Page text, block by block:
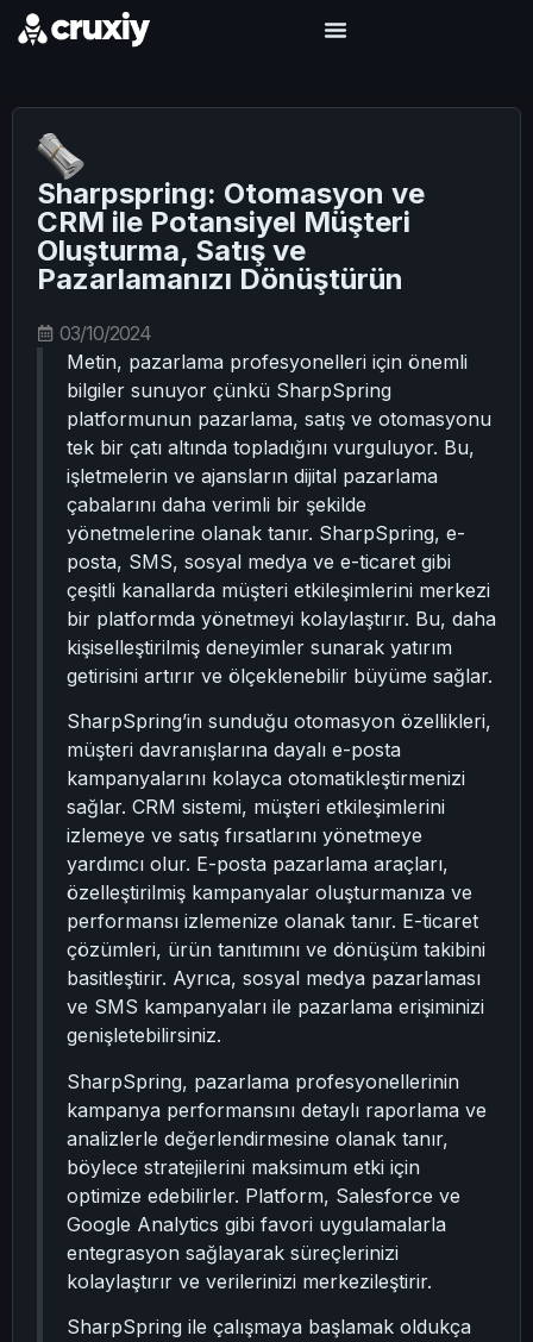
Sharpspring: Otomasyon ve
CRM ile Potansiyel Müşteri
Oluşturma, Satış ve
Pazarlamanızı Dönüştürün
03/10/2024
Metin, pazarlama profesyonelleri için önemli
bilgiler sunuyor çünkü SharpSpring
platformunun pazarlama, satış ve otomasyonu
tek bir çatı altında topladığını vurguluyor. Bu,
işletmelerin ve ajansların dijital pazarlama
çabalarını daha verimli bir şekilde
yönetmelerine olanak tanır. SharpSpring, e-
posta, SMS, sosyal medya ve e-ticaret gibi
çeşitli kanallarda müşteri etkileşimlerini merkezi
bir platformda yönetmeyi kolaylaştırır. Bu, daha
kişiselleştirilmiş deneyimler sunarak yatırım
getirisini artırır ve ölçeklenebilir büyüme sağlar.
SharpSpring’in sunduğu otomasyon özellikleri,
müşteri davranışlarına dayalı e-posta
kampanyalarını kolayca otomatikleştirmenizi
sağlar. CRM sistemi, müşteri etkileşimlerini
izlemeye ve satış fırsatlarını yönetmeye
yardımcı olur. E-posta pazarlama araçları,
özelleştirilmiş kampanyalar oluşturmanıza ve
performansı izlemenize olanak tanır. E-ticaret
çözümleri, ürün tanıtımını ve dönüşüm takibini
basitleştirir. Ayrıca, sosyal medya pazarlaması
ve SMS kampanyaları ile pazarlama erişiminizi
genişletebilirsiniz.
SharpSpring, pazarlama profesyonellerinin
kampanya performansını detaylı raporlama ve
analizlerle değerlendirmesine olanak tanır,
böylece stratejilerini maksimum etki için
optimize edebilirler. Platform, Salesforce ve
Google Analytics gibi favori uygulamalarla
entegrasyon sağlayarak süreçlerinizi
kolaylaştırır ve verilerinizi merkezileştirir.
SharpSpring ile çalışmaya başlamak oldukça